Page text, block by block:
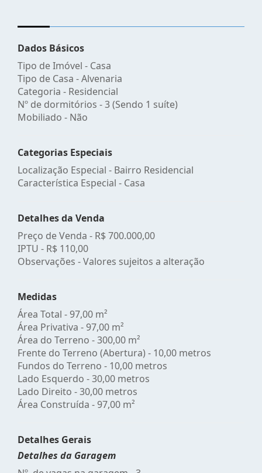
Dados Básicos
Tipo de Imóvel - Casa
Tipo de Casa - Alvenaria
Categoria - Residencial
Nº de dormitórios - 3 (Sendo 1 suíte)
Mobiliado - Não
Categorias Especiais
Localização Especial - Bairro Residencial
Característica Especial - Casa
Detalhes da Venda
Preço de Venda - R$ 700.000,00
IPTU - R$ 110,00
Observações - Valores sujeitos a alteração
Medidas
Área Total - 97,00 m²
Área Privativa - 97,00 m²
Área do Terreno - 300,00 m²
Frente do Terreno (Abertura) - 10,00 metros
Fundos do Terreno - 10,00 metros
Lado Esquerdo - 30,00 metros
Lado Direito - 30,00 metros
Área Construída - 97,00 m²
Detalhes Gerais
Detalhes da Garagem